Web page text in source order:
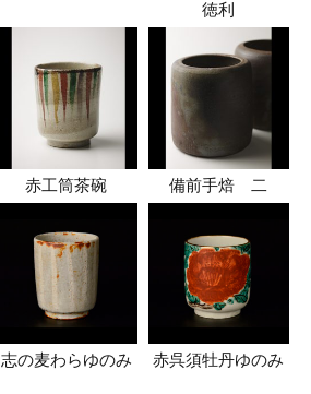
徳利
赤工筒茶碗 備前手焙 二
志の麦わらゆのみ 赤呉須牡丹ゆのみ